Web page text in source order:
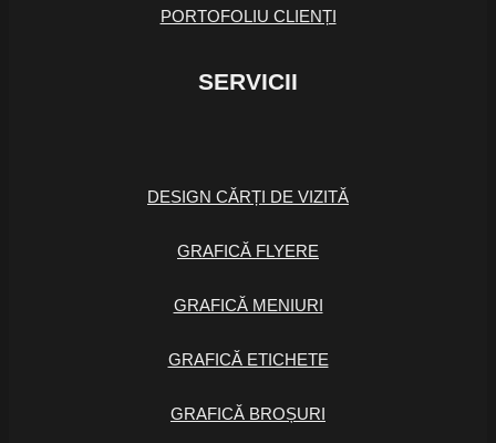
PORTOFOLIU CLIENȚI
SERVICII
DESIGN CĂRȚI DE VIZITĂ
GRAFICĂ FLYERE
GRAFICĂ MENIURI
GRAFICĂ ETICHETE
GRAFICĂ BROȘURI